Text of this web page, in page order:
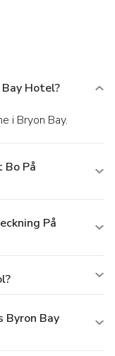
Hotel?
i Bryon Bay.
På
På
Byron Bay